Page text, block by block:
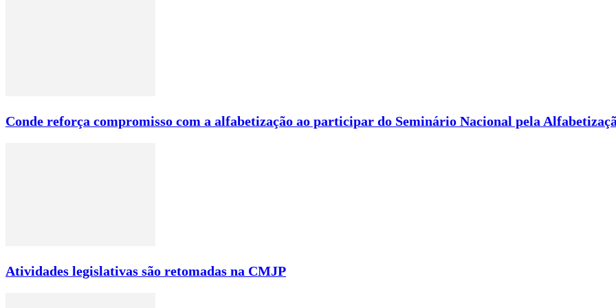
Conde reforça compromisso com a alfabetização ao participar do Seminário Nacional pela
Atividades legislativas são retomadas na CMJP